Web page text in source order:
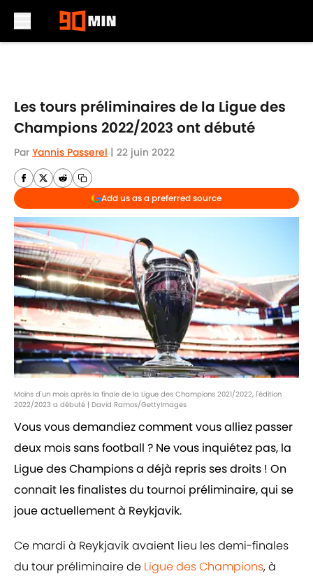
Les tours préliminaires de la Ligue des
Champions 2022/2023 ont débuté
Par Yannis Passerel | 22 juin 2022
Add us as a preferred source
Moins d'un mois après la finale de la Ligue des Champions 2021/2022, l'édition
2022/2023 a débuté | David Ramos/GettyImages
Vous vous demandiez comment vous alliez passer
deux mois sans football ? Ne vous inquiétez pas, la
Ligue des Champions a déjà repris ses droits ! On
connait les finalistes du tournoi préliminaire, qui se
joue actuellement à Reykjavik.
Ce mardi à Reykjavik avaient lieu les demi-finales
du tour préliminaire de Ligue des Champions, à